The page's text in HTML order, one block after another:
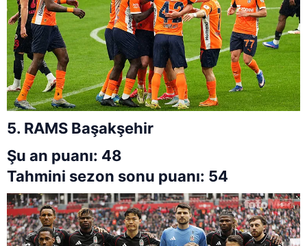
5. RAMS Başakşehir
Şu an puanı: 48
Tahmini sezon sonu puanı: 54